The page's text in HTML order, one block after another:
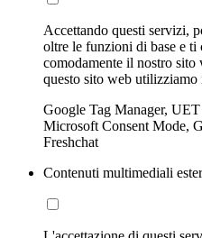
Accettando questi servizi,
oltre le funzioni di base e ti
comodamente il nostro sito
questo sito web
Google Tag Manager,
Microsoft Consent Mode,
Freshchat
Contenuti multimediali